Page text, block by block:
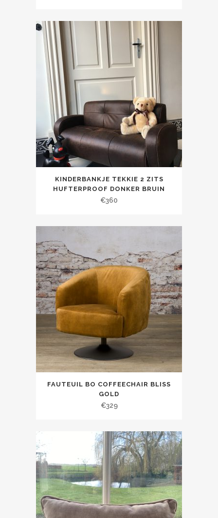
KINDERBANKJE TEKKIE 2 ZITS
HUFTERPROOF DONKER BRUIN
€360
FAUTEUIL BO COFFEECHAIR BLISS
GOLD
€329